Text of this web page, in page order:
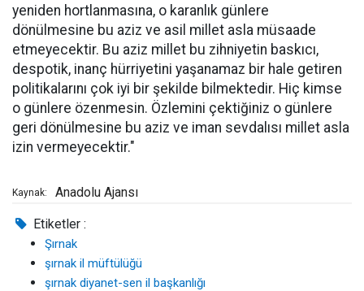
yeniden hortlanmasına, o karanlık günlere
dönülmesine bu aziz ve asil millet asla müsaade
etmeyecektir. Bu aziz millet bu zihniyetin baskıcı,
despotik, inanç hürriyetini yaşanamaz bir hale getiren
politikalarını çok iyi bir şekilde bilmektedir. Hiç kimse
o günlere özenmesin. Özlemini çektiğiniz o günlere
geri dönülmesine bu aziz ve iman sevdalısı millet asla
izin vermeyecektir."
Kaynak: Anadolu Ajansı
Etiketler :
Şırnak
şırnak il müftülüğü
şırnak diyanet-sen il başkanlığı